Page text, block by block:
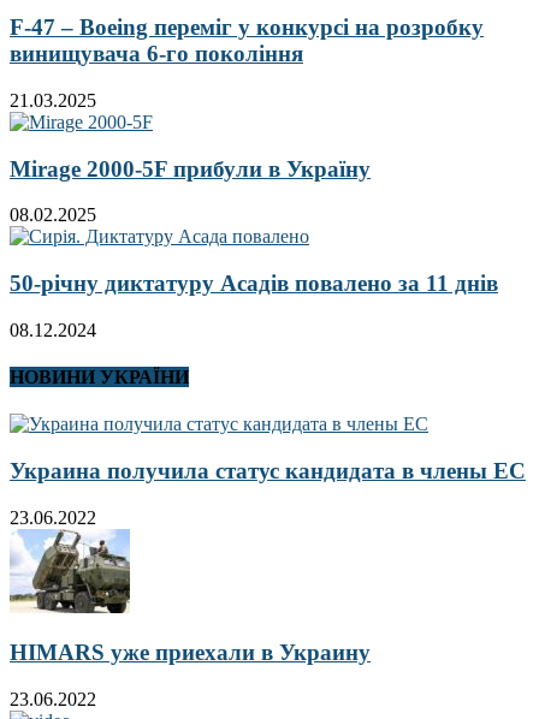
F-47 – Boeing переміг у конкурсі на розробку
винищувача 6-го покоління
21.03.2025
Mirage 2000-5F прибули в Україну
08.02.2025
50-річну диктатуру Асадів повалено за 11 днів
08.12.2024
НОВИНИ УКРАЇНИ
Украина получила статус кандидата в члены ЕС
23.06.2022
HIMARS уже приехали в Украину
23.06.2022